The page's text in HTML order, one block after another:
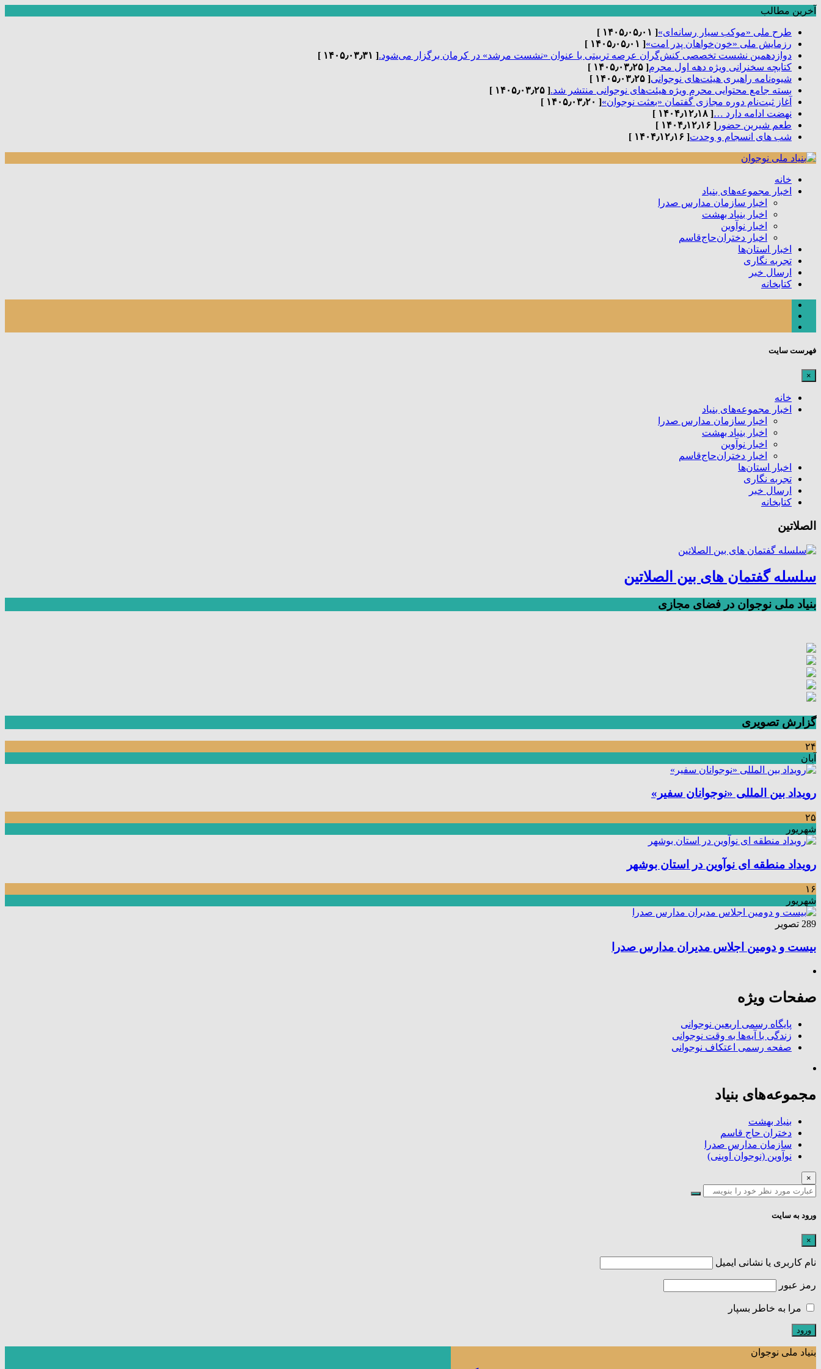
آخرین مطالب
طرح ملی «موکب سیار رسانه‌ای»[ ۱۴۰۵٫۰۵٫۰۱ ]
رزمایش ملی «خون‌خواهان پدر امت»[ ۱۴۰۵٫۰۵٫۰۱ ]
دوازدهمین نشست تخصصی کنش‌گران عرصه تربیتی با عنوان «نشست مرشد» در کرمان برگزار می‌شود.[ ۱۴۰۵٫۰۳٫۳۱ ]
کتابچه سخنرانی ویژه دهه اول محرم[ ۱۴۰۵٫۰۳٫۲۵ ]
شیوه‌نامه راهبری هیئت‌های نوجوانی[ ۱۴۰۵٫۰۳٫۲۵ ]
بسته جامع محتوایی محرم ویژه هیئت‌های نوجوانی منتشر شد.[ ۱۴۰۵٫۰۳٫۲۵ ]
آغاز ثبت‌نام دوره مجازی گفتمان «بعثت نوجوان»[ ۱۴۰۵٫۰۳٫۲۰ ]
نهضت ادامه دارد …[ ۱۴۰۴٫۱۲٫۱۸ ]
طعم شیرین حضور [ ۱۴۰۴٫۱۲٫۱۶ ]
شب های انسجام و وحدت[ ۱۴۰۴٫۱۲٫۱۶ ]
خانه
اخبار مجموعه‌های بنیاد
اخبار سازمان مدارس صدرا
اخبار بنیاد بهشت
اخبار نوآوین
اخبار دختران‌حاج‌قاسم
اخبار استان‌ها
تجربه نگاری
ارسال خبر
کتابخانه
فهرست سایت
×
خانه
اخبار مجموعه‌های بنیاد
اخبار سازمان مدارس صدرا
اخبار بنیاد بهشت
اخبار نوآوین
اخبار دختران‌حاج‌قاسم
اخبار استان‌ها
تجربه نگاری
ارسال خبر
کتابخانه
الصلاتین
سلسله گفتمان های بین الصلاتین
بنیاد ملی نوجوان در فضای مجازی
گزارش تصویری
۲۴
آبان
رویداد بین المللی «نوجوانان سفیر»
۲۵
شهریور
رویداد منطقه ای نوآوین در استان بوشهر
۱۶
شهریور
289 تصویر
بیست و دومین اجلاس مدیران مدارس صدرا
صفحات ویژه
پایگاه رسمی اربعین نوجوانی
زندگی با آیه‌ها به وقت نوجوانی
صفحه رسمی اعتکاف نوجوانی
مجموعه‌های بنیاد
بنیاد بهشت
دختران حاج قاسم
سازمان مدارس صدرا
نوآوین (نوجوان آوینی)
×
ورود به سایت
×
نام کاربری یا نشانی ایمیل
رمز عبور
مرا به خاطر بسپار
بنیاد ملی نوجوان